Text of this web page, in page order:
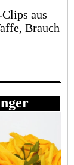
aus
Brauch